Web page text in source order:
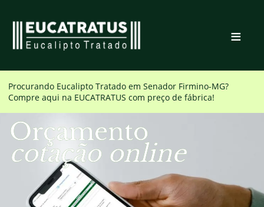
≡
Procurando Eucalipto Tratado emSenador Firmino-MG?
Compre aqui na EUCATRATUS com preço de fábrica!
Orçamento
cotação online